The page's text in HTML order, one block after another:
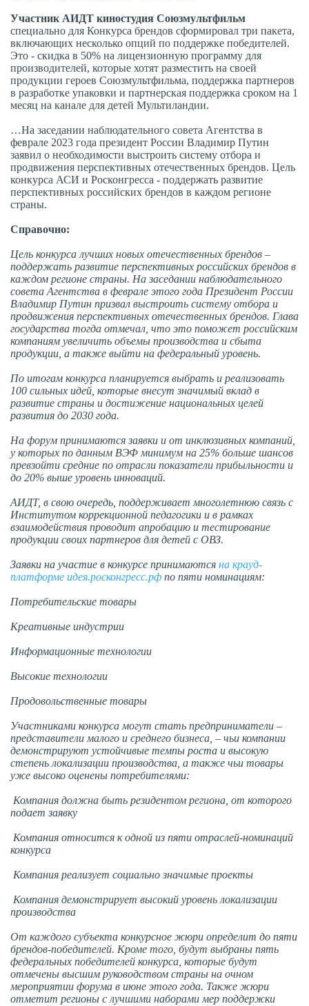
Участник АИДТ киностудия Союзмультфильм
специально для Конкурса брендов сформировал три пакета,
включающих несколько опций по поддержке победителей.
Это - скидка в 50% на лицензионную программу для
производителей, которые хотят разместить на своей
продукции героев Союзмультфильма, поддержка партнеров
в разработке упаковки и партнерская поддержка сроком на 1
месяц на канале для детей Мультиландии.
…На заседании наблюдательного совета Агентства в
феврале 2023 года президент России Владимир Путин
заявил о необходимости выстроить систему отбора и
продвижения перспективных отечественных брендов. Цель
конкурса АСИ и Росконгресса - поддержать развитие
перспективных российских брендов в каждом регионе
страны.
Справочно:
Цель конкурса лучших новых отечественных брендов –
поддержать развитие перспективных российских брендов в
каждом регионе страны. На заседании наблюдательного
совета Агентства в феврале этого года Президент России
Владимир Путин призвал выстроить систему отбора и
продвижения перспективных отечественных брендов. Глава
государства тогда отмечал, что это поможет российским
компаниям увеличить объемы производства и сбыта
продукции, а также выйти на федеральный уровень.
По итогам конкурса планируется выбрать и реализовать
100 сильных идей, которые внесут значимый вклад в
развитие страны и достижение национальных целей
развития до 2030 года.
На форум принимаются заявки и от инклюзивных компаний,
у которых по данным ВЭФ минимум на 25% больше шансов
превзойти средние по отрасли показатели прибыльности и
до 20% выше уровень инноваций.
АИДТ, в свою очередь, поддерживает многолетнюю связь с
Институтом коррекционной педагогики и в рамках
взаимодействия проводит апробацию и тестирование
продукции своих партнеров для детей с ОВЗ.
Заявки на участие в конкурсе принимаются на крауд-
платформе идея.росконгресс.рф по пяти номинациям:
Потребительские товары
Креативные индустрии
Информационные технологии
Высокие технологии
Продовольственные товары
Участниками конкурса могут стать предприниматели –
представители малого и среднего бизнеса, – чьи компании
демонстрируют устойчивые темпы роста и высокую
степень локализации производства, а также чьи товары
уже высоко оценены потребителями:
Компания должна быть резидентом региона, от которого
подает заявку
Компания относится к одной из пяти отраслей-номинаций
конкурса
Компания реализует социально значимые проекты
Компания демонстрирует высокий уровень локализации
производства
От каждого субъекта конкурсное жюри определит до пяти
брендов-победителей. Кроме того, будут выбраны пять
федеральных победителей конкурса, которые будут
отмечены высшим руководством страны на очном
мероприятии форума в июне этого года. Также жюри
отметит регионы с лучшими наборами мер поддержки